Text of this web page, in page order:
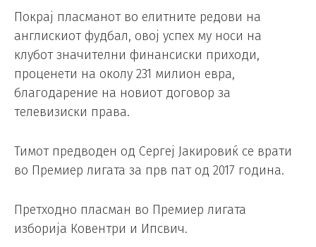
Покрај пласманот во елитните редови на
англискиот фудбал, овој успех му носи на
клубот значителни финансиски приходи,
проценети на околу 231 милион евра,
благодарение на новиот договор за
телевизиски права.
Тимот предводен од Сергеј Јакировиќ се врати
во Премиер лигата за прв пат од 2017 година.
Претходно пласман во Премиер лигата
изборија Ковентри и Ипсвич.